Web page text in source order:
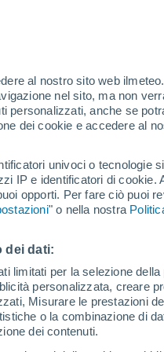
al nostro sito web
nel sito, ma non
personalizzati, anche se
dei cookie e accedere al
univoci o tecnologie
IP e identificatori di cookie.
opporti. Per fare ciò puoi
" o nella nostra
dei dati:
limitati per la selezione
personalizzata, creare
Misurare le prestazioni
o la combinazione di
dei contenuti.
13%
pioggia Satelliti Modelli
12 Ago
Giovedi
13 Ago